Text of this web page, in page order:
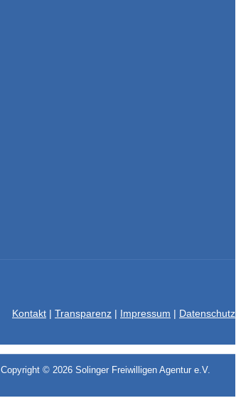
Kontakt | Transparenz | Impressum | Datenschutz
Copyright © 2026 Solinger Freiwilligen Agentur e.V.